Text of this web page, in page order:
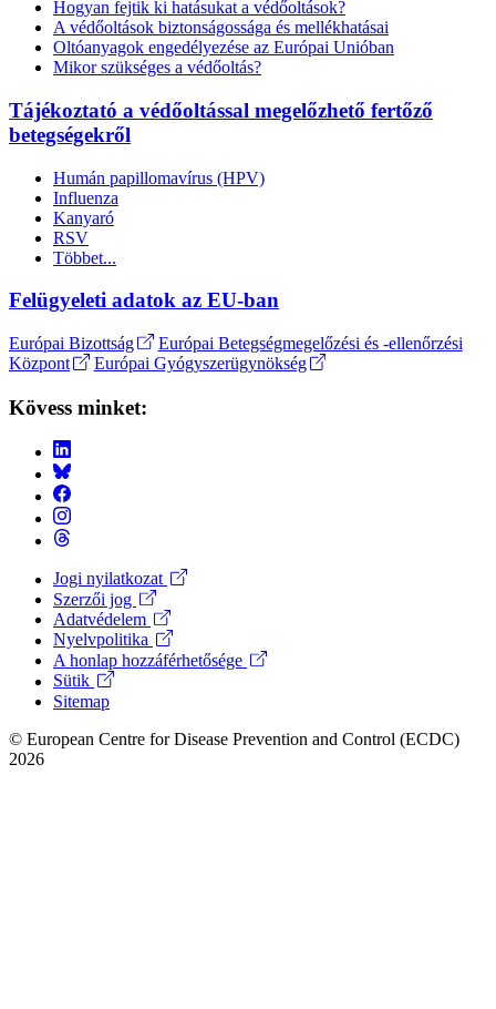
Hogyan fejtik ki hatásukat a védőoltások?
A védőoltások biztonságossága és mellékhatásai
Oltóanyagok engedélyezése az Európai Unióban
Mikor szükséges a védőoltás?
Tájékoztató a védőoltással megelőzhető fertőző
betegségekről
Humán papillomavírus (HPV)
Influenza
Kanyaró
RSV
Többet...
Felügyeleti adatok az EU-ban
Európai Bizottság
Európai Betegségmegelőzési és -ellenőrzési
Központ
Európai Gyógyszerügynökség
Kövess minket:
Footer
Menu
Jogi nyilatkozat
Szerzői jog
Adatvédelem
Nyelvpolitika
A honlap hozzáférhetősége
Sütik
Sitemap
© European Centre for Disease Prevention and Control (ECDC)
2026